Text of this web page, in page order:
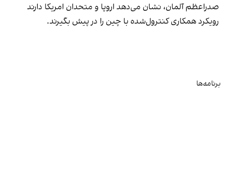
صدراعظم آلمان، نشان می‌دهد اروپا و متحدان امریکا دارند
رویکرد همکاری کنترول‌شده با چین را در پیش بگیرند.
برنامه‌ها